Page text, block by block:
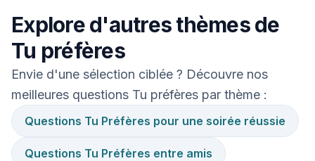
Explore d'autres thèmes de
Tu préfères
Envie d'une sélection ciblée ? Découvre nos
meilleures questions Tu préfères par thème :
Questions Tu Préfères pour une soirée réussie
Questions Tu Préfères entre amis